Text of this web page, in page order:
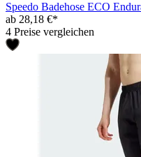
Speedo Badehose ECO
ab 28,18 €*
4 Preise vergleichen